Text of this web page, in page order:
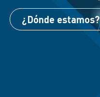
¿Dónde estamos?